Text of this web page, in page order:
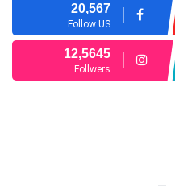
20,567
Follow US
12,5645
Follwers